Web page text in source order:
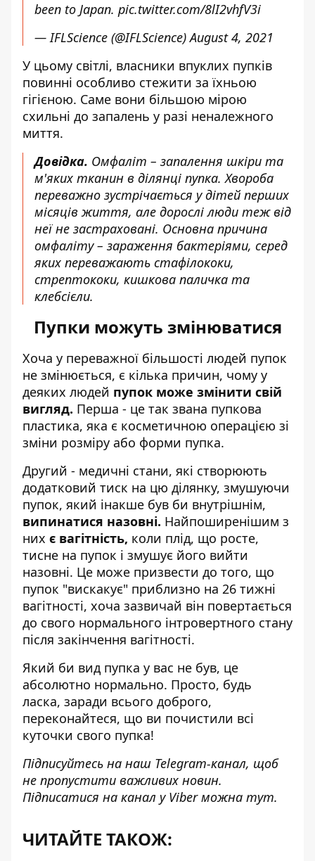
been to Japan. pic.twitter.com/8lI2vhfV3i
— IFLScience (@IFLScience)August 4, 2021
У цьому світлі, власники впуклих пупків
повинні особливо стежити за їхньою
гігієною. Саме вони більшою мірою
схильні до запалень у разі неналежного
миття.
Довідка. Омфаліт – запалення шкіри та
м'яких тканин в ділянці пупка. Хвороба
переважно зустрічається у дітей перших
місяців життя, але дорослі люди теж від
неї не застраховані. Основна причина
омфаліту – зараження бактеріями, серед
яких переважають стафілококи,
стрептококи, кишкова паличка та
клебсієли.
Пупки можуть змінюватися
Хоча у переважної більшості людей пупок
не змінюється, є кілька причин, чому у
деяких людей пупок може змінити свій
вигляд. Перша - це так звана пупкова
пластика, яка є косметичною операцією зі
зміни розміру або форми пупка.
Другий - медичні стани, які створюють
додатковий тиск на цю ділянку, змушуючи
пупок, який інакше був би внутрішнім,
випинатися назовні. Найпоширенішим з
них є вагітність, коли плід, що росте,
тисне на пупок і змушує його вийти
назовні. Це може призвести до того, що
пупок "вискакує" приблизно на 26 тижні
вагітності, хоча зазвичай він повертається
до свого нормального інтровертного стану
після закінчення вагітності.
Який би вид пупка у вас не був, це
абсолютно нормально. Просто, будь
ласка, заради всього доброго,
переконайтеся, що ви почистили всі
куточки свого пупка!
Підписуйтесь на наш Telegram-канал, щоб
не пропустити важливих новин.
Підписатися на канал у Viber можна тут.
ЧИТАЙТЕ ТАКОЖ: